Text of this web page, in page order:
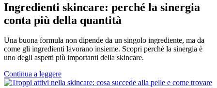
Ingredienti skincare: perché la sinergia
conta più della quantità
Una buona formula non dipende da un singolo ingrediente, ma da
come gli ingredienti lavorano insieme. Scopri perché la sinergia è
uno degli aspetti più importanti della skincare.
Continua a leggere